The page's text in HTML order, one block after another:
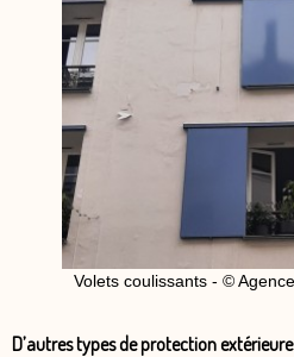
Volets coulissants - ©
D’autres types de protection